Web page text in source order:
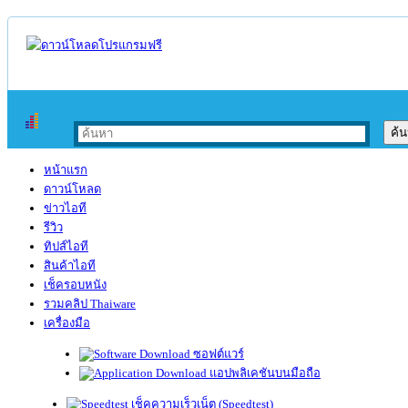
หน้าแรก
ดาวน์โหลด
ข่าวไอที
รีวิว
ทิปส์ไอที
สินค้าไอที
เช็ครอบหนัง
รวมคลิป Thaiware
เครื่องมือ
ซอฟต์แวร์
แอปพลิเคชันบนมือถือ
เช็คความเร็วเน็ต (Speedtest)